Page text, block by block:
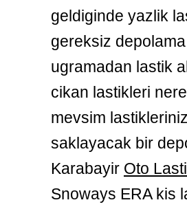
geldiginde yazlik
gereksiz
ugramadan lastik
cikan lastikleri
mevsim
saklayacak bir
Karabayir Oto
Snoways ERA kis